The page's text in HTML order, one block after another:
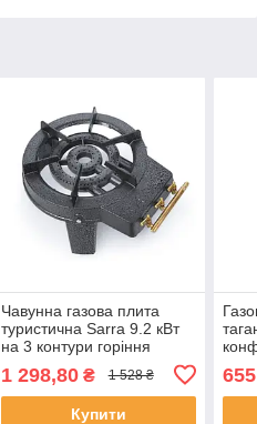
Чавунна газова плита
туристична Sarra 9.2 кВт
на 3 контури горіння
одноконфоркова
1 298,80₴ 1 528 ₴
Купити
GB-